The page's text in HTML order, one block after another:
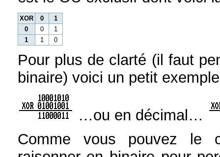
XOR 0
1
0
0
1
1
1 0
Pour plus de clarté (il faut
binaire) voici un petit
…ou en décimal…
Comme vous pouvez le